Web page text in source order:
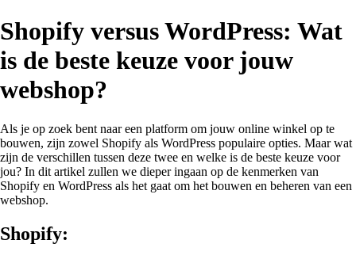
Shopify versus WordPress: Wat
is de beste keuze voor jouw
webshop?
Als je op zoek bent naar een platform om jouw online winkel op te
bouwen, zijn zowel Shopify als WordPress populaire opties. Maar wat
zijn de verschillen tussen deze twee en welke is de beste keuze voor
jou? In dit artikel zullen we dieper ingaan op de kenmerken van
Shopify en WordPress als het gaat om het bouwen en beheren van een
webshop.
Shopify: